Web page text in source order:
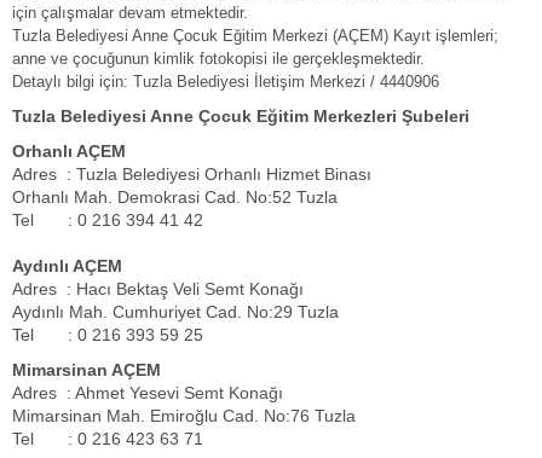
için çalışmalar devam etmektedir.
Tuzla Belediyesi Anne Çocuk Eğitim Merkezi (AÇEM) Kayıt işlemleri;
anne ve çocuğunun kimlik fotokopisi ile gerçekleşmektedir.
Detaylı bilgi için: Tuzla Belediyesi İletişim Merkezi / 4440906
Tuzla Belediyesi Anne Çocuk Eğitim Merkezleri Şubeleri
Orhanlı AÇEM
Adres : Tuzla Belediyesi Orhanlı Hizmet Binası
Orhanlı Mah. Demokrasi Cad. No:52 Tuzla
Tel : 0 216 394 41 42
Aydınlı AÇEM
Adres : Hacı Bektaş Veli Semt Konağı
Aydınlı Mah. Cumhuriyet Cad. No:29 Tuzla
Tel : 0 216 393 59 25
Mimarsinan AÇEM
Adres : Ahmet Yesevi Semt Konağı
Mimarsinan Mah. Emiroğlu Cad. No:76 Tuzla
Tel : 0 216 423 63 71